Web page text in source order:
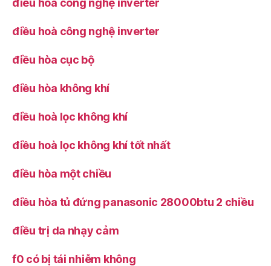
điều hoà công nghệ inverter
điều hòa cục bộ
điều hòa không khí
điều hoà lọc không khí
điều hoà lọc không khí tốt nhất
điều hòa một chiều
điều hòa tủ đứng panasonic 28000btu 2 chiều
điều trị da nhạy cảm
f0 có bị tái nhiễm không